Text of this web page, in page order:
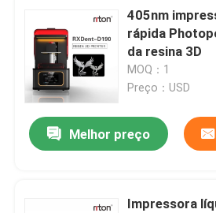
405nm
rápida
da resina 3D
MOQ：1
Preço：USD
Melhor preço
Impressora